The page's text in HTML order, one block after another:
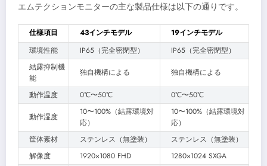
エムテクションモニターの主な製品仕様は以下の通りです。
仕様項目 43インチモデル
19インチモデル
環境性能
IP65（完全密閉型）
IP65（完全密閉型）
結露抑制機
能
独自機構による 独自機構による
動作温度 0℃〜50℃ 0℃〜50℃
動作湿度
10〜100%（結露環境対
応）
10〜100%（結露環境対
応）
筐体素材
ステンレス（無塗装）
ステンレス（無塗装）
解像度
1920×1080 FHD
1280×1024 SXGA